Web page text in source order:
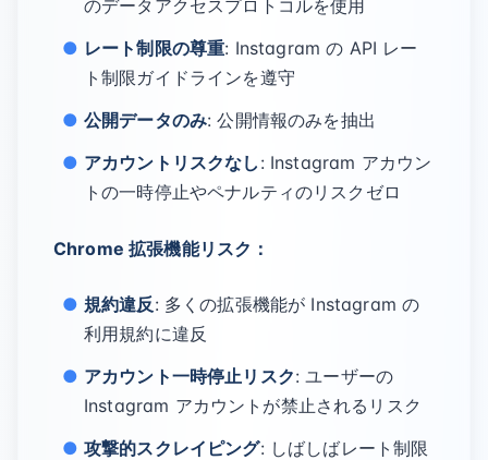
のデータアクセスプロトコルを使用
レート制限の尊重: Instagram の API レー
ト制限ガイドラインを遵守
公開データのみ: 公開情報のみを抽出
アカウントリスクなし : Instagram アカウン
トの一時停止やペナルティのリスクゼロ
Chrome 拡張機能リスク：
規約違反: 多くの拡張機能が Instagram の
利用規約に違反
アカウント一時停止リスク: ユーザーの
Instagram アカウントが禁止されるリスク
攻撃的スクレイピング: しばしばレート制限